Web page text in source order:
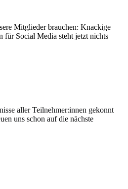
Mitglieder brauchen: Knackige
für Social Media steht jetzt nichts
aller Teilnehmer:innen gekonnt
uns schon auf die nächste